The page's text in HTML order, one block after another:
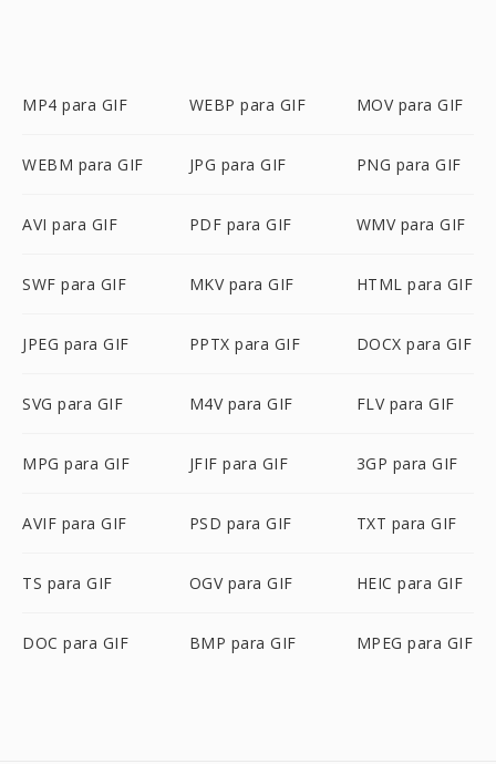
MP4 para GIF WEBP para GIF MOV para GIF
WEBM para GIF JPG para GIF PNG para GIF
AVI para GIF PDF para GIF WMV para GIF
SWF para GIF MKV para GIF HTML para GIF
JPEG para GIF PPTX para GIF DOCX para GIF
SVG para GIF M4V para GIF FLV para GIF
MPG para GIF JFIF para GIF 3GP para GIF
AVIF para GIF PSD para GIF TXT para GIF
TS para GIF OGV para GIF HEIC para GIF
DOC para GIF BMP para GIF MPEG para GIF